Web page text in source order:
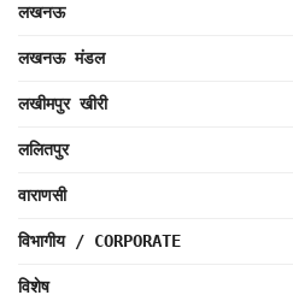
लखनऊ
लखनऊ मंडल
लखीमपुर खीरी
ललितपुर
वाराणसी
विभागीय / CORPORATE
विशेष